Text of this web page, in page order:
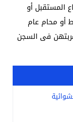
المستقبل أو
أو محام عام
فى السجن